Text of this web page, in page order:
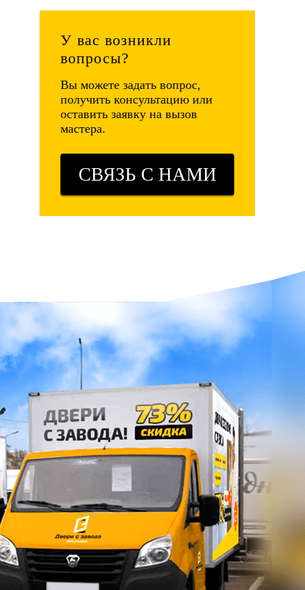
У вас возникли
вопросы?
Вы можете задать вопрос,
получить консультацию или
оставить заявку на вызов
мастера.
СВЯЗЬ С НАМИ